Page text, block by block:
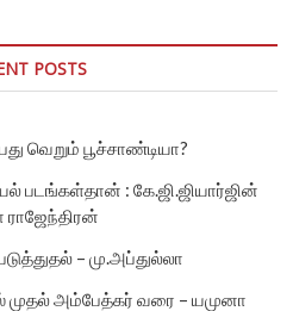
POSTS
வெறும் பூச்சாண்டியா?
படங்கள்தான் : கே.ஜி.ஜியார்ஜின்
ராஜேந்திரன்
– மு.அப்துல்லா
அம்பேத்கர் வரை – யமுனா